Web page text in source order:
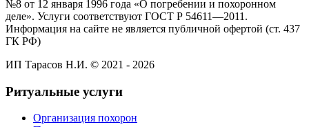
№8 от 12 января 1996 года «О погребении и похоронном
деле». Услуги соответствуют ГОСТ Р 54611—2011.
Информация на сайте не является публичной офертой (ст. 437
ГК РФ)
ИП Тарасов Н.И. © 2021 - 2026
Ритуальные услуги
Организация похорон